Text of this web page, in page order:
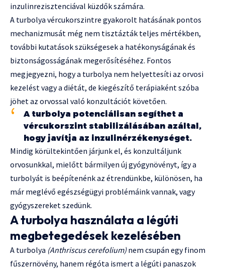
inzulinrezisztenciával küzdők számára.
A turbolya vércukorszintre gyakorolt hatásának pontos
mechanizmusát még nem tisztázták teljes mértékben,
további kutatások szükségesek a hatékonyságának és
biztonságosságának megerősítéséhez. Fontos
megjegyezni, hogy a turbolya nem helyettesíti az orvosi
kezelést vagy a diétát, de kiegészítő terápiaként szóba
jöhet az orvossal való konzultációt követően.
A turbolya potenciálisan segíthet a
vércukorszint stabilizálásában azáltal,
hogy javítja az inzulinérzékenységet.
Mindig körültekintően járjunk el, és konzultáljunk
orvosunkkal, mielőtt bármilyen új gyógynövényt, így a
turbolyát is beépítenénk az étrendünkbe, különösen, ha
már meglévő egészségügyi problémáink vannak, vagy
gyógyszereket szedünk.
A turbolya használata a légúti
megbetegedések kezelésében
A turbolya (Anthriscus cerefolium) nem csupán egy finom
fűszernövény, hanem régóta ismert a légúti panaszok